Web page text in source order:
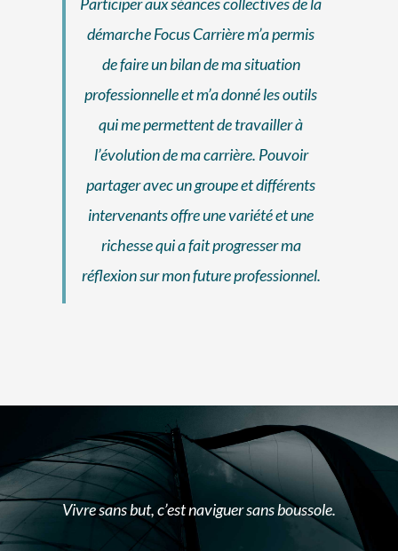
démarche Focus Carrière m’a permis
de faire un bilan de ma situation
professionnelle et m’a donné les outils
qui me permettent de travailler à
l’évolution de ma carrière. Pouvoir
partager avec un groupe et différents
intervenants offre une variété et une
richesse qui a fait progresser ma
réflexion sur mon future professionnel.
Vivre sans but, c’est naviguer sans boussole.